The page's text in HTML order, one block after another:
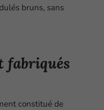
bruns, sans
fabriqués
constitué de